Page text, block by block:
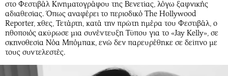
στο Φεστιβάλ Κινηματογράφου της Βενετίας, λόγω ξαφνικής
αδιαθεσίας. Όπως αναφέρει το περιοδικό Τhe Hollywood
Reporter, χθες, Τετάρτη, κατά την πρώτη ημέρα του Φεστιβάλ, ο
ηθοποιός ακύρωσε μια συνέντευξη Τύπου για το «Jay Kelly», σε
σκηνοθεσία Νόα Μπόμπακ, ενώ δεν παρευρέθηκε σε δείπνο με
τους συντελεστές.